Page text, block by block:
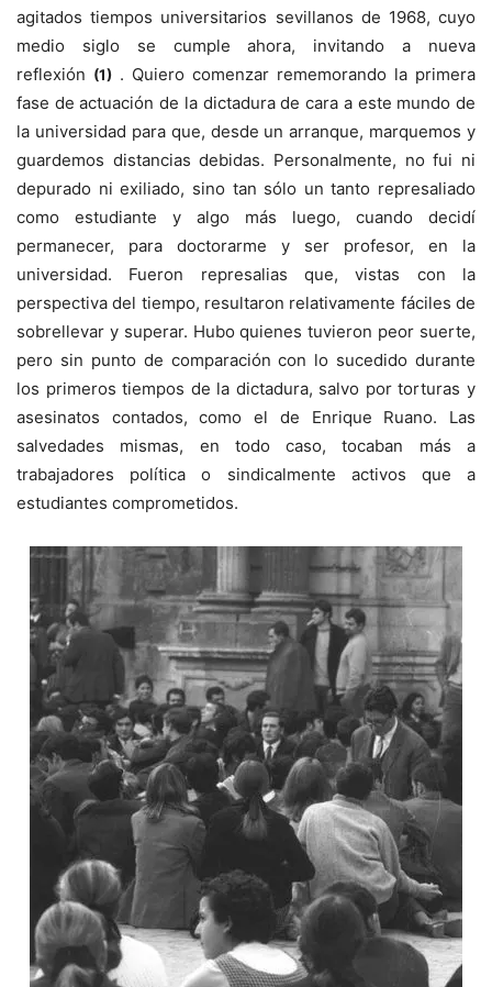
agitados tiempos universitarios sevillanos de 1968, cuyo
medio siglo se cumple ahora, invitando a nueva
reflexión (1) . Quiero comenzar rememorando la primera
fase de actuación de la dictadura de cara a este mundo de
la universidad para que, desde un arranque, marquemos y
guardemos distancias debidas. Personalmente, no fui ni
depurado ni exiliado, sino tan sólo un tanto represaliado
como estudiante y algo más luego, cuando decidí
permanecer, para doctorarme y ser profesor, en la
universidad. Fueron represalias que, vistas con la
perspectiva del tiempo, resultaron relativamente fáciles de
sobrellevar y superar. Hubo quienes tuvieron peor suerte,
pero sin punto de comparación con lo sucedido durante
los primeros tiempos de la dictadura, salvo por torturas y
asesinatos contados, como el de Enrique Ruano. Las
salvedades mismas, en todo caso, tocaban más a
trabajadores política o sindicalmente activos que a
estudiantes comprometidos.